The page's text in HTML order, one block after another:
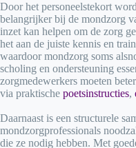
Door het personeelstekort
belangrijker bij de mondzorg
inzet kan helpen om de zorg
het aan de juiste kennis en
waardoor mondzorg soms
scholing en ondersteuning
zorgmedewerkers moeten
via praktische poetsinstructies,
Daarnaast is een structurele
mondzorgprofessionals
die ze nodig hebben. Met